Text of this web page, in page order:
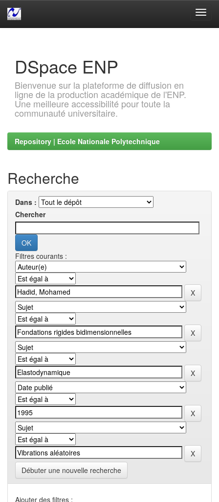
DSpace ENP
Bienvenue sur la plateforme de diffusion en
ligne de la production académique de l'ENP.
Une meilleure accessibilité pour toute la
communauté universitaire.
Repository | Ecole Nationale Polytechnique
Recherche
Dans :
Chercher
Filtres courants :
Débuter une nouvelle recherche
Ajouter des filtres :